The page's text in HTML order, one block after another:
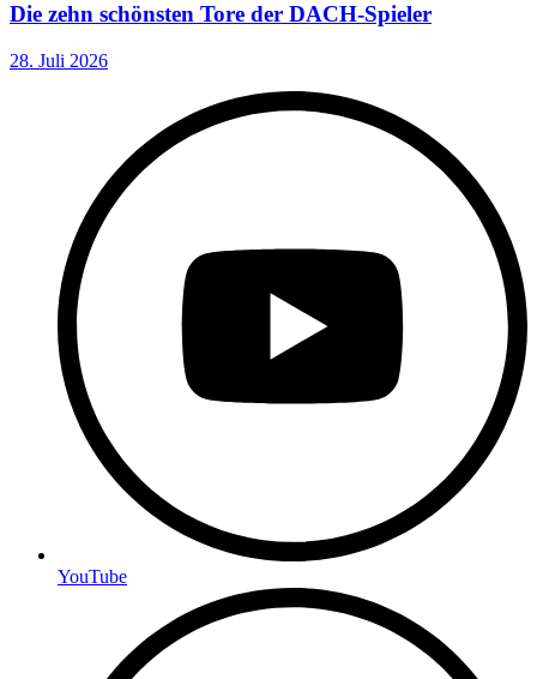
Die zehn schönsten Tore der DACH-Spieler
28. Juli 2026
YouTube